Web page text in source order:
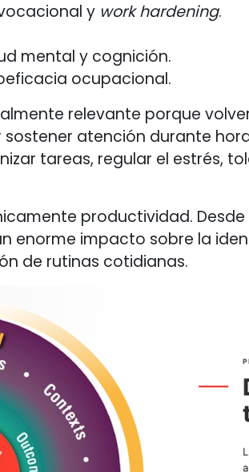
y work hardening.
mental y cognición.
ocupacional.
relevante porque
sostener atención durante
tareas, regular el estrés,
productividad.
enorme impacto sobre la
de rutinas cotidianas.